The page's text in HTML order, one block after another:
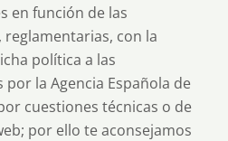
en función de las
reglamentarias, con la
política a las
la Agencia Española de
cuestiones técnicas o de
por ello te aconsejamos